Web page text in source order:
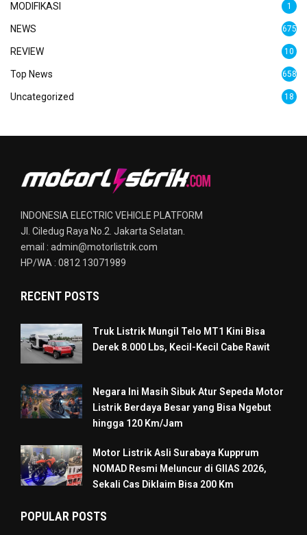
MODIFIKASI 1
NEWS 675
REVIEW 10
Top News 658
Uncategorized 18
INDONESIA ELECTRIC VEHICLE PLATFORM
Jl. Ciledug Raya No.2. Jakarta Selatan.
email : admin@motorlistrik.com
HP/WA : 0812 13071989
RECENT POSTS
Truk Listrik Mungil Telo MT1 Kini Bisa
Derek 8.000 Lbs, Kecil-Kecil Cabe Rawit
Negara Ini Masih Sibuk Atur Sepeda Motor
Listrik Berdaya Besar yang Bisa Ngebut
hingga 120 Km/Jam
Motor Listrik Asli Surabaya Kupprum
NOMAD Resmi Meluncur di GIIAS 2026,
Sekali Cas Diklaim Bisa 200 Km
POPULAR POSTS